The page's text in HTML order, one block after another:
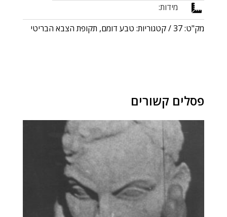

מידות:
מק"ט:37 קטגוריות: טבע דומם, תקופת הצבא הבריטי
פסלים קשורים